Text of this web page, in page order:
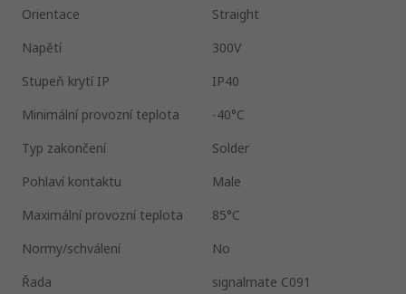
Orientace
Straight
Napětí
300V
Stupeň krytí IP
IP40
Minimální provozní teplota
-40°C
Typ zakončení
Solder
Pohlaví kontaktu
Male
Maximální provozní teplota
85°C
Normy/schválení
No
Řada
signalmate C091